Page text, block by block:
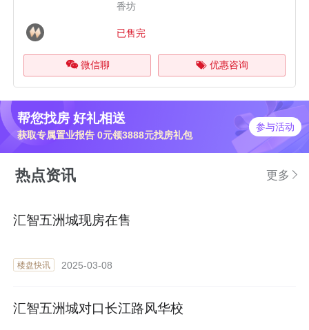
香坊
已售完
微信聊 优惠咨询
帮您找房 好礼相送
获取专属置业报告 0元领3888元找房礼包
参与活动
热点资讯 更多
汇智五洲城现房在售
楼盘快讯 2025-03-08
汇智五洲城对口长江路风华校